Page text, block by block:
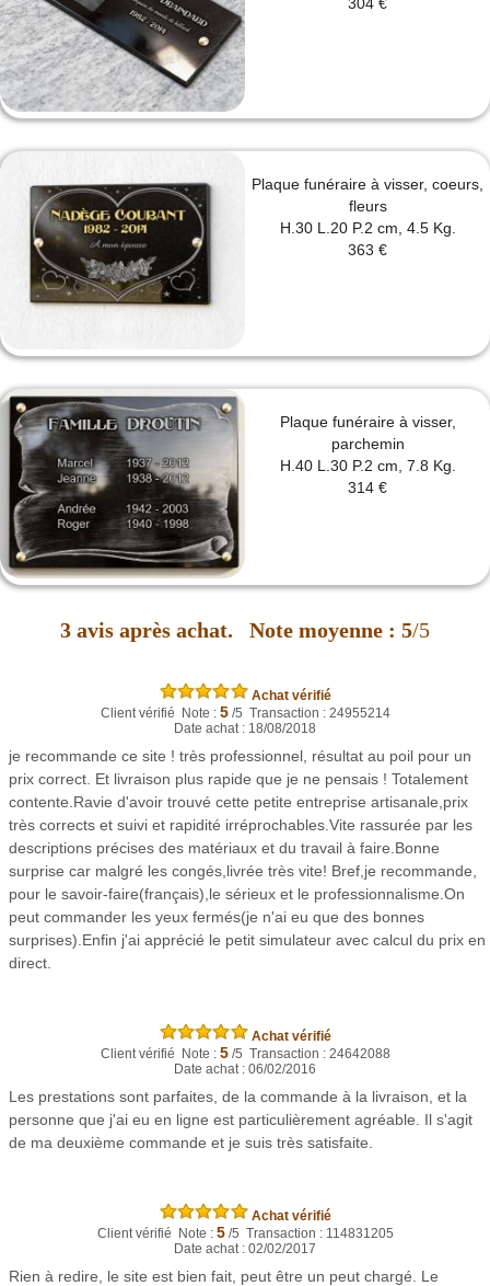
304 €
Plaque funéraire à visser, coeurs,
fleurs
H.30 L.20 P.2 cm, 4.5 Kg.
363 €
Plaque funéraire à visser,
parchemin
H.40 L.30 P.2 cm, 7.8 Kg.
314 €
3 avis après achat. Note moyenne : 5/5
Achat vérifié
Client vérifié Note : 5/5 Transaction : 24955214
Date achat : 18/08/2018
je recommande ce site ! très professionnel, résultat au poil pour un
prix correct. Et livraison plus rapide que je ne pensais ! Totalement
contente.Ravie d'avoir trouvé cette petite entreprise artisanale,prix
très corrects et suivi et rapidité irréprochables.Vite rassurée par les
descriptions précises des matériaux et du travail à faire.Bonne
surprise car malgré les congés,livrée très vite! Bref,je recommande,
pour le savoir-faire(français),le sérieux et le professionnalisme.On
peut commander les yeux fermés(je n'ai eu que des bonnes
surprises).Enfin j'ai apprécié le petit simulateur avec calcul du prix en
direct.
Achat vérifié
Client vérifié Note : 5/5 Transaction : 24642088
Date achat : 06/02/2016
Les prestations sont parfaites, de la commande à la livraison, et la
personne que j'ai eu en ligne est particulièrement agréable. Il s'agit
de ma deuxième commande et je suis très satisfaite.
Achat vérifié
Client vérifié Note : 5/5 Transaction : 114831205
Date achat : 02/02/2017
Rien à redire, le site est bien fait, peut être un peut chargé. Le